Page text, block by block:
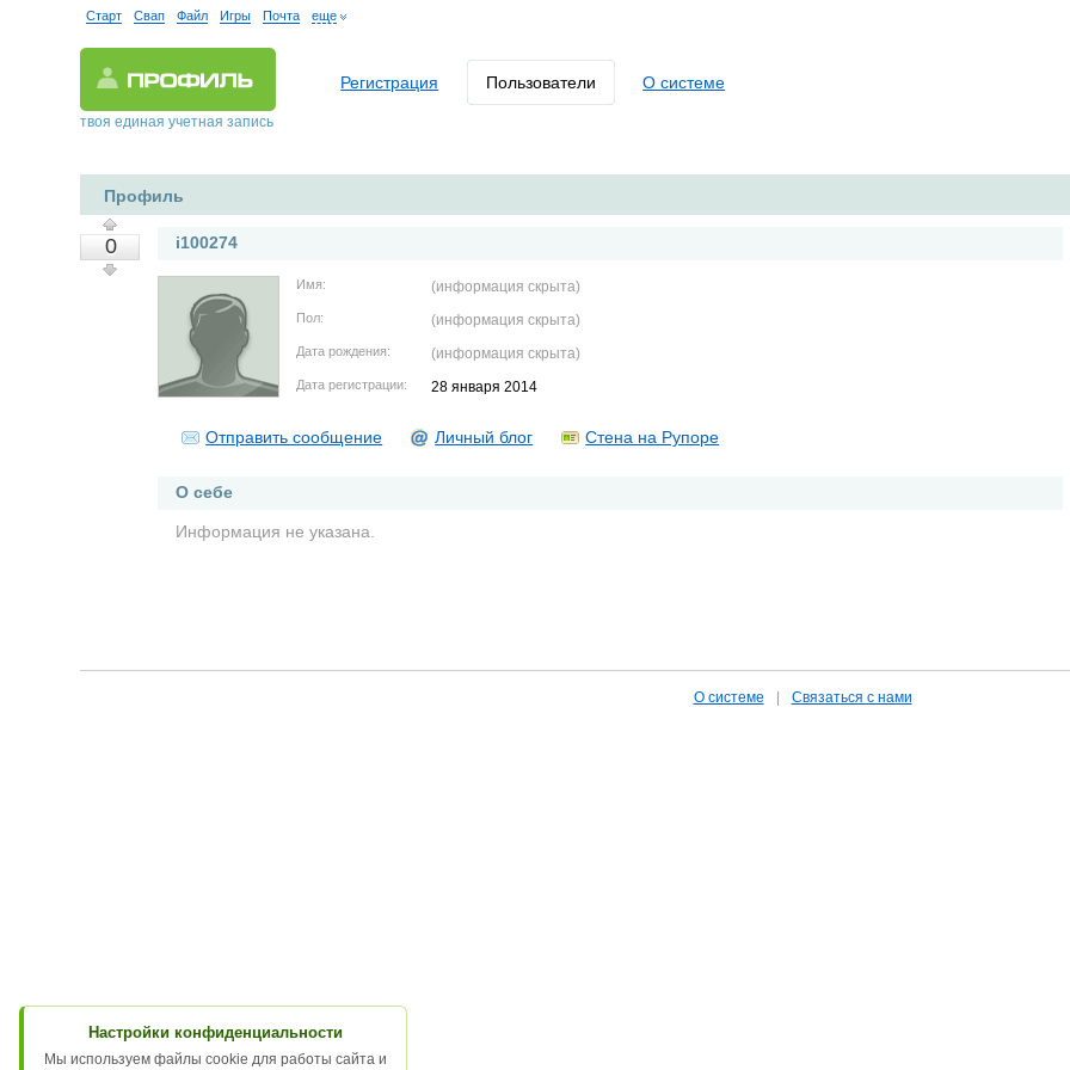
Старт Свап Файл Игры Почта еще
твоя единая учетная запись
Регистрация Пользователи О системе
Профиль
0 i100274
Имя: (информация скрыта)
Пол: (информация скрыта)
Дата рождения: (информация скрыта)
Дата регистрации: 28 января 2014
Отправить сообщение Личный блог Стена на Рупоре
О себе
Информация не указана.
О системе Связаться с нами
Настройки конфиденциальности
Мы используем файлы cookie для работы сайта и